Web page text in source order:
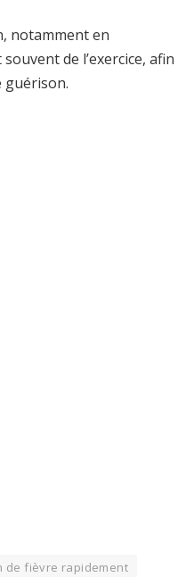
notamment en
de l’exercice, afin
guérison.
de fièvre rapidement